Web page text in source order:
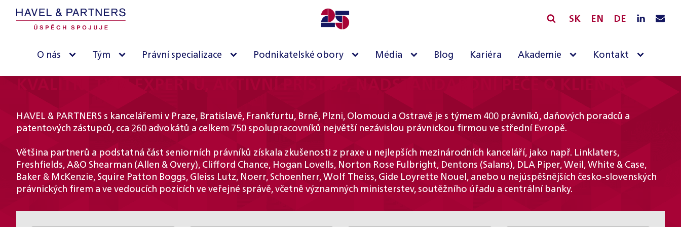
SK EN DE
O nás Tým Právní specializace Podnikatelské obory Média Blog Kariéra Akademie Kontakt
HAVEL & PARTNERS s kancelářemi v Praze, Bratislavě, Frankfurtu, Brně, Plzni, Olomouci a Ostravě je s týmem 400 právníků, daňových poradců a
patentových zástupců, cca 260 advokátů a celkem 750 spolupracovníků největší nezávislou právnickou firmou ve střední Evropě.
Většina partnerů a podstatná část seniorních právníků získala zkušenosti z praxe u nejlepších mezinárodních kanceláří, jako např. Linklaters,
Freshfields, A&O Shearman (Allen & Overy), Clifford Chance, Hogan Lovells, Norton Rose Fulbright, Dentons (Salans), DLA Piper, Weil, White & Case,
Baker & McKenzie, Squire Patton Boggs, Gleiss Lutz, Noerr, Schoenherr, Wolf Theiss, Gide Loyrette Nouel, anebo u nejúspěšnějších česko-slovenských
právnických firem a ve vedoucích pozicích ve veřejné správě, včetně významných ministerstev, soutěžního úřadu a centrální banky.